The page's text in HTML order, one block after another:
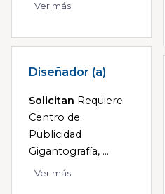
Ver más
Diseñador (a)
Solicitan Requiere
Centro de
Publicidad
Gigantografía, ...
Ver más